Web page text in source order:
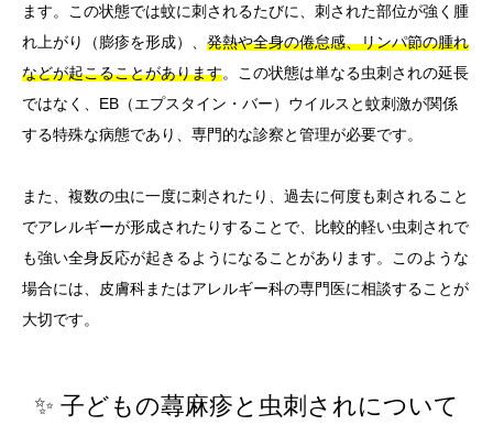
ます。この状態では蚊に刺されるたびに、刺された部位が強く腫
れ上がり（膨疹を形成）、 発熱や全身の倦怠感、リンパ節の腫れ
などが起こることがあります。この状態は単なる虫刺されの延長
ではなく、EB（エプスタイン・バー）ウイルスと蚊刺激が関係
する特殊な病態であり、専門的な診察と管理が必要です。
また、複数の虫に一度に刺されたり、過去に何度も刺されること
でアレルギーが形成されたりすることで、比較的軽い虫刺されで
も強い全身反応が起きるようになることがあります。このような
場合には、皮膚科またはアレルギー科の専門医に相談することが
大切です。
✨ 子どもの蕁麻疹と虫刺されについて